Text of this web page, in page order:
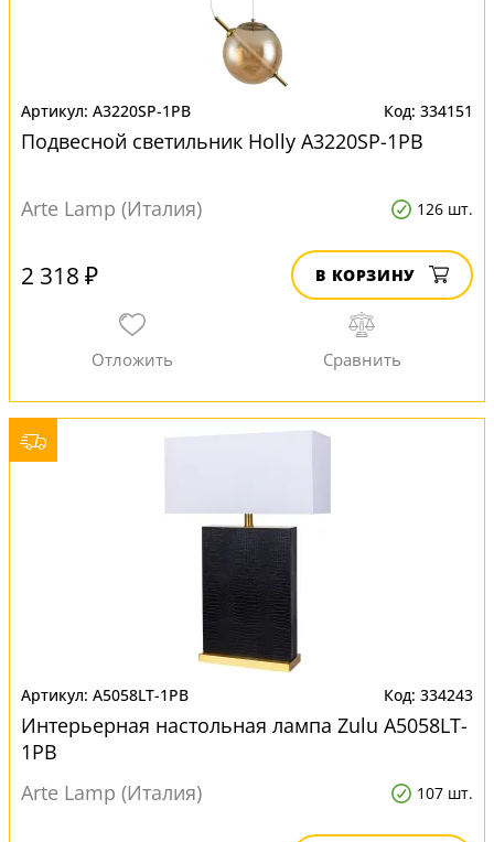
A3220SP-1PB 334151
Подвесной светильник Нolly A3220SP-1PB
Arte Lamp (Италия) 126 шт.
2 318 ₽ В КОРЗИНУ
A5058LT-1PB 334243
Интерьерная настольная лампа Zulu A5058LT-
1PB
Arte Lamp (Италия)
107 шт.